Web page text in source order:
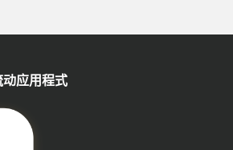
动应用程式